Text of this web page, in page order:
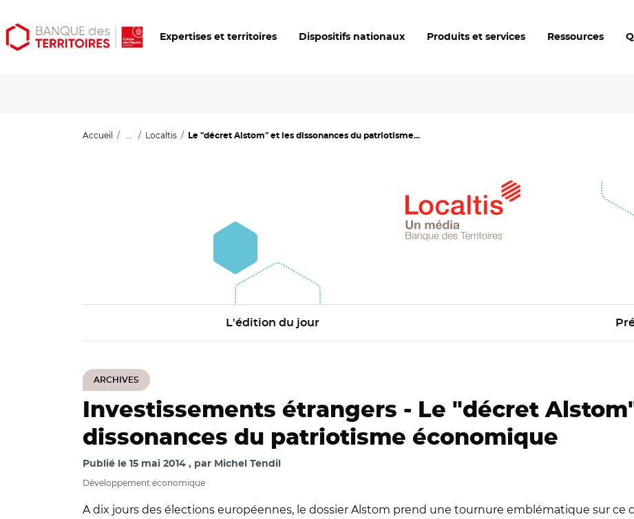
Aller
au
Aller
au
Ouvrir
les
Expertises et territoires Dispositifs nationaux Produits et services Ressources
Accueil ... Localtis Le "décret Alstom" et les dissonances du patriotisme...
L'édition du jour
ARCHIVES
Investissements étrangers - Le "décret
dissonances du patriotisme économique
Publié le 15 mai 2014 par Michel Tendil
Développement économique
A dix jours des élections européennes, le dossier Alstom prend une tournure emblématique sur ce